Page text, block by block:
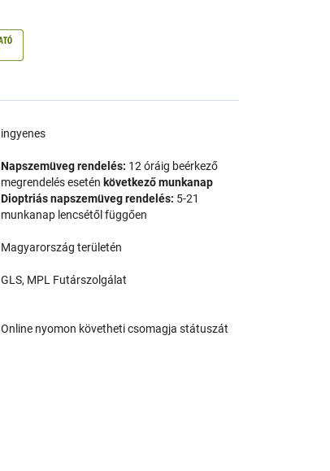
ingyenes
Napszemüveg rendelés: 12 óráig beérkező
megrendelés esetén következő munkanap
Dioptriás napszemüveg rendelés: 5-21
munkanap lencsétől függően
Magyarország területén
GLS, MPL Futárszolgálat
Online nyomon követheti csomagja státuszát